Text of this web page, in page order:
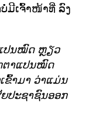
ມີເຈົ້າໜ້າທີ່ ລົງ
ແປນໝົດ ຫຼຽວ
ຕາແປນໝົດ
ຂົ້າມາ ວ່າແມ່ນ
ປະຊາຊົນອອກ